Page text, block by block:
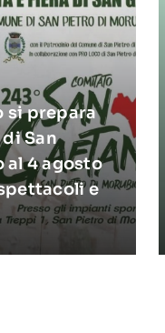
si prepara
di San
al 4 agosto
e